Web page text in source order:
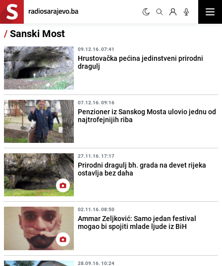
/Sanski Most
09.12.16. 07:41
Hrustovačka pećina jedinstveni prirodni
dragulj
07.12.16. 09:16
Penzioner iz Sanskog Mosta ulovio jednu od
najtrofejnijih riba
27.11.16. 17:17
Prirodni dragulj bh. grada na devet rijeka
ostavlja bez daha
02.11.16. 08:50
Ammar Zeljković: Samo jedan festival
mogao bi spojiti mlade ljude iz BiH
28.09.16. 10:24